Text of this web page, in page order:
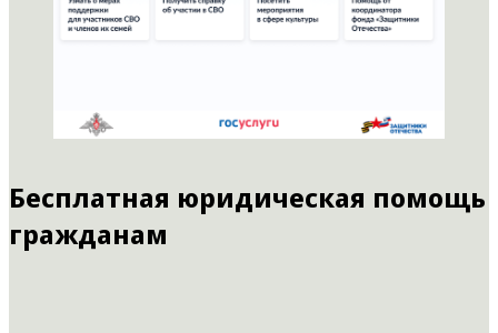
Бесплатная юридическая помощь
гражданам